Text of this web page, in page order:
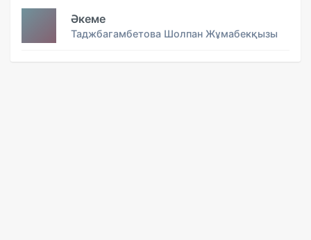
Әкеме
Таджбагамбетова Шолпан Жұмабекқызы